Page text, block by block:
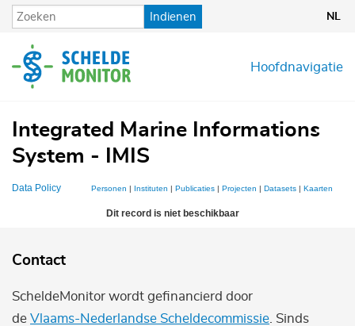
Overslaan
en
de
inhoud
Indienen NL
Hoofdnavigatie
Integrated Marine Informations
System - IMIS
Data Policy Personen | Instituten | Publicaties | Projecten | Datasets | Kaarten
Dit record is niet beschikbaar
Contact
ScheldeMonitor wordt gefinancierd door
de Vlaams-Nederlandse Scheldecommissie . Sinds